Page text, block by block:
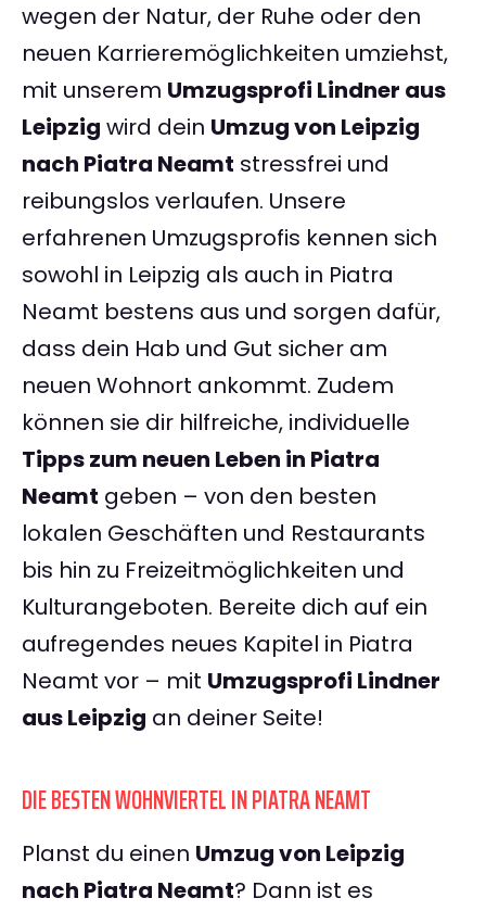
wegen der Natur, der Ruhe oder den
neuen Karrieremöglichkeiten umziehst,
mit unserem Umzugsprofi Lindner aus
Leipzig wird dein Umzug von Leipzig
nach Piatra Neamt stressfrei und
reibungslos verlaufen. Unsere
erfahrenen Umzugsprofis kennen sich
sowohl in Leipzig als auch in Piatra
Neamt bestens aus und sorgen dafür,
dass dein Hab und Gut sicher am
neuen Wohnort ankommt. Zudem
können sie dir hilfreiche, individuelle
Tipps zum neuen Leben in Piatra
Neamt geben – von den besten
lokalen Geschäften und Restaurants
bis hin zu Freizeitmöglichkeiten und
Kulturangeboten. Bereite dich auf ein
aufregendes neues Kapitel in Piatra
Neamt vor – mit Umzugsprofi Lindner
aus Leipzig an deiner Seite!
DIE BESTEN WOHNVIERTEL IN PIATRA NEAMT
Planst du einen Umzug von Leipzig
nach Piatra Neamt? Dann ist es